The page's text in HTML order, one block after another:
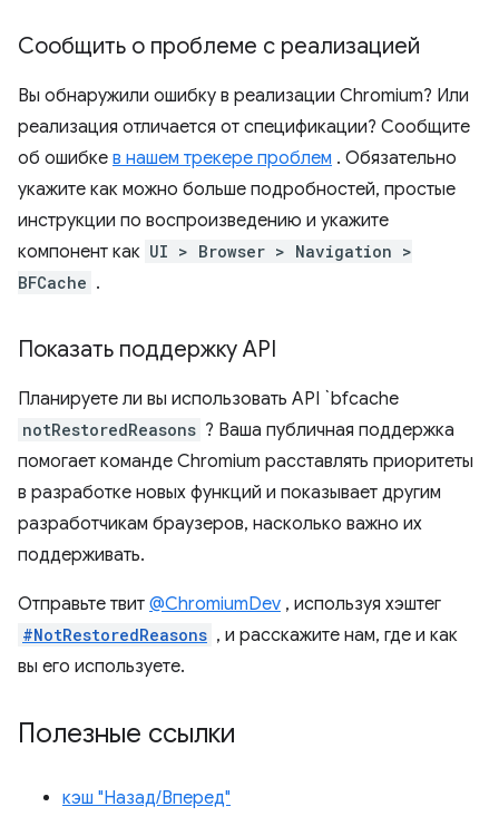
Сообщить о проблеме с реализацией
Вы обнаружили ошибку в реализации Chromium? Или
реализация отличается от спецификации? Сообщите
об ошибке в нашем трекере проблем . Обязательно
укажите как можно больше подробностей, простые
инструкции по воспроизведению и укажите
компонент как UI > Browser > Navigation >
BFCache .
Показать поддержку API
Планируете ли вы использовать API `bfcache
notRestoredReasons ? Ваша публичная поддержка
помогает команде Chromium расставлять приоритеты
в разработке новых функций и показывает другим
разработчикам браузеров, насколько важно их
поддерживать.
Отправьте твит @ChromiumDev , используя хэштег
#NotRestoredReasons , и расскажите нам, где и как
вы его используете.
Полезные ссылки
кэш "Назад/Вперед"